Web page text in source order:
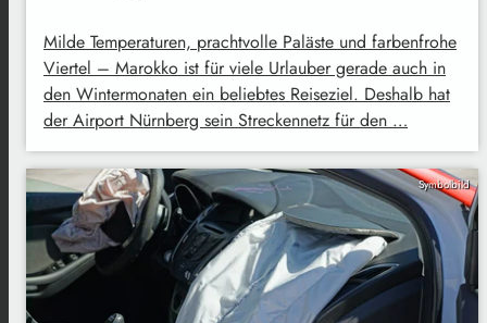
Milde Temperaturen, prachtvolle Paläste und farbenfrohe
Viertel – Marokko ist für viele Urlauber gerade auch in
den Wintermonaten ein beliebtes Reiseziel. Deshalb hat
der Airport Nürnberg sein Streckennetz für den …
Symbolbild